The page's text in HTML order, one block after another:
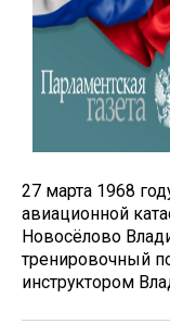
27 марта 1968
авиационной
Новосёлово
тренировочный
инструктором